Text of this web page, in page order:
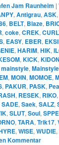
Jam Raunheim |
,Antigrau,ASK
, BELT, Blaze,
,coke,CREK,
, EASY, EBER,
,HARIM,HIK,
,KICK,
mainstyle,
,MOIN,MOMOE,
, PAKUR, PASK,
, RESEK, RIKO,
SADE,Saek,SALZ,
,SLUT,Soul,
,TARA,Trik17,
,WISE,WUDIE,
Kommentar